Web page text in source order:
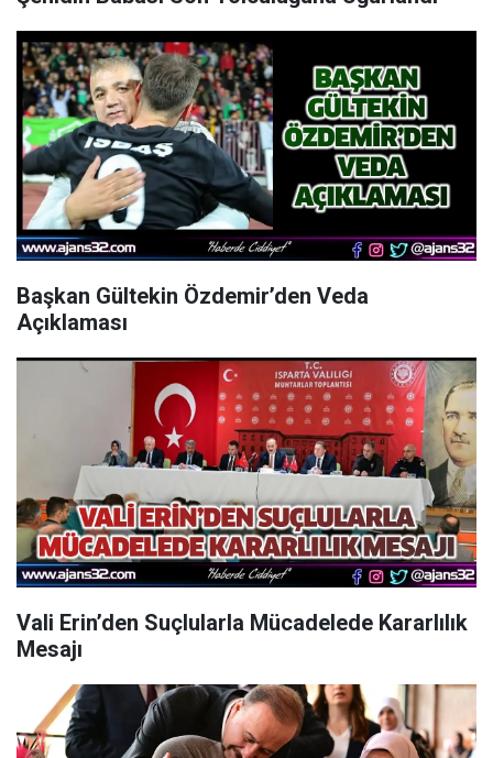
Başkan Gültekin Özdemir’den Veda
Açıklaması
Vali Erin’den Suçlularla Mücadelede Kararlılık
Mesajı